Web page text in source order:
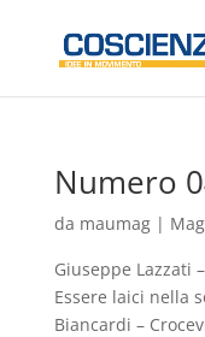
Numero
da maumag|
Giuseppe Lazzati
Essere laici nella
Biancardi –